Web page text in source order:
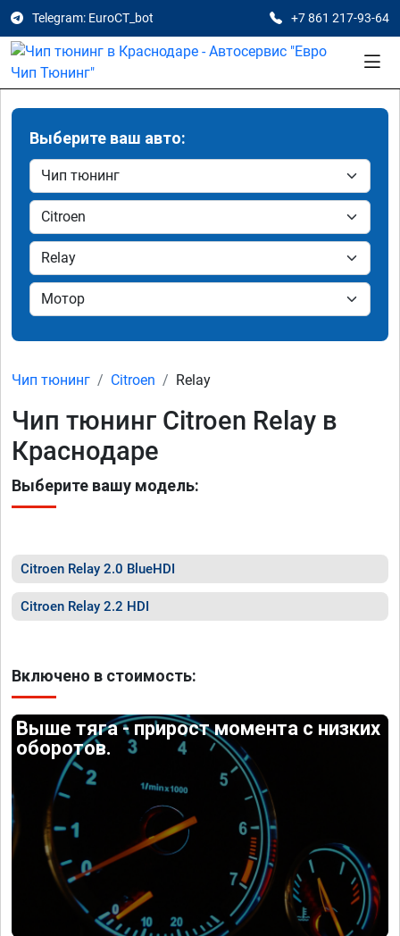
Telegram: EuroCT_bot +7 861 217-93-64
Выберите ваш авто:
Чип тюнинг Citroen Relay
Чип тюнинг Citroen Relay в
Краснодаре
Выберите вашу модель:
Citroen Relay 2.0 BlueHDI
Citroen Relay 2.2 HDI
Включено в стоимость:
Выше тяга - прирост момента с низких
оборотов.